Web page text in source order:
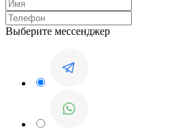
Выберите мессенджер